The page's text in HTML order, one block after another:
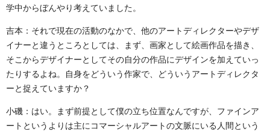
学中からぼんやり考えていました。
吉本：それで現在の活動のなかで、他のアートディレクターやデザ
イナーと違うところとしては、まず、画家として絵画作品を描き、
そこからデザイナーとしてその自分の作品にデザインを加えていっ
たりするよね。自身をどういう作家で、どういうアートディレクタ
ーと捉えていますか？
小磯：はい。まず前提として僕の立ち位置なんですが、ファインア
ートというよりは主にコマーシャルアートの文脈にいる人間という